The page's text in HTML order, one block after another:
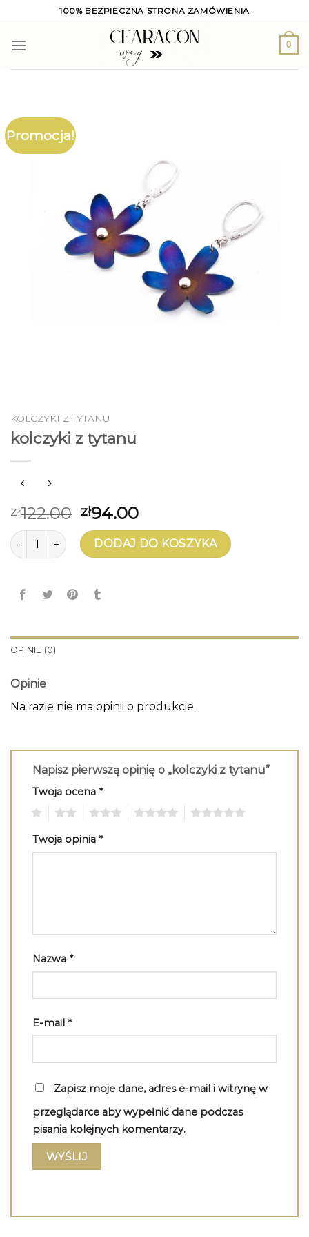
content
100% BEZPIECZNA STRONA ZAMÓWIENIA
0
Promocja!
KOLCZYKI Z TYTANU
kolczyki z tytanu
zł122.00 zł94.00
ilość kolczyki z tytanuDODAJ DO KOSZYKA
OPINIE (0)
Opinie
Na razie nie ma opinii o produkcie.
Napisz pierwszą opinię o „kolczyki z tytanu”
Twoja ocena *
Twoja opinia *
Nazwa *
E-mail *
Zapisz moje dane, adres e-mail i witrynę w
przeglądarce aby wypełnić dane podczas
pisania kolejnych komentarzy.